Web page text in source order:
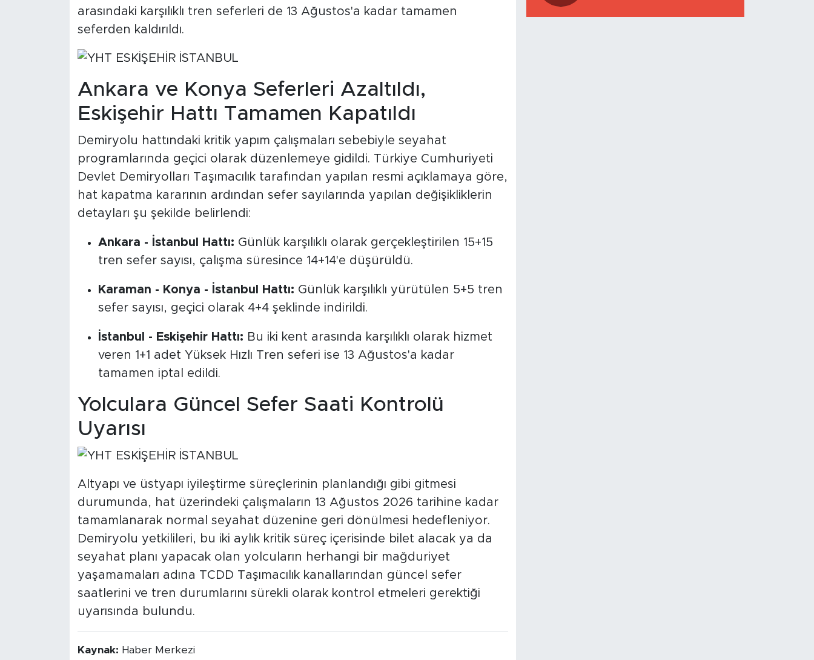
arasındaki karşılıklı tren seferleri de 13 Ağustos'a kadar tamamen
seferden kaldırıldı.
Ankara ve Konya Seferleri Azaltıldı,
Eskişehir Hattı Tamamen Kapatıldı
Demiryolu hattındaki kritik yapım çalışmaları sebebiyle seyahat
programlarında geçici olarak düzenlemeye gidildi. Türkiye Cumhuriyeti
Devlet Demiryolları Taşımacılık tarafından yapılan resmi açıklamaya göre,
hat kapatma kararının ardından sefer sayılarında yapılan değişikliklerin
detayları şu şekilde belirlendi:
Ankara - İstanbul Hattı: Günlük karşılıklı olarak gerçekleştirilen 15+15
tren sefer sayısı, çalışma süresince 14+14'e düşürüldü.
Karaman - Konya - İstanbul Hattı: Günlük karşılıklı yürütülen 5+5 tren
sefer sayısı, geçici olarak 4+4 şeklinde indirildi.
İstanbul - Eskişehir Hattı: Bu iki kent arasında karşılıklı olarak hizmet
veren 1+1 adet Yüksek Hızlı Tren seferi ise 13 Ağustos'a kadar
tamamen iptal edildi.
Yolculara Güncel Sefer Saati Kontrolü
Uyarısı
Altyapı ve üstyapı iyileştirme süreçlerinin planlandığı gibi gitmesi
durumunda, hat üzerindeki çalışmaların 13 Ağustos 2026 tarihine kadar
tamamlanarak normal seyahat düzenine geri dönülmesi hedefleniyor.
Demiryolu yetkilileri, bu iki aylık kritik süreç içerisinde bilet alacak ya da
seyahat planı yapacak olan yolcuların herhangi bir mağduriyet
yaşamamaları adına TCDD Taşımacılık kanallarından güncel sefer
saatlerini ve tren durumlarını sürekli olarak kontrol etmeleri gerektiği
uyarısında bulundu.
Kaynak: Haber Merkezi